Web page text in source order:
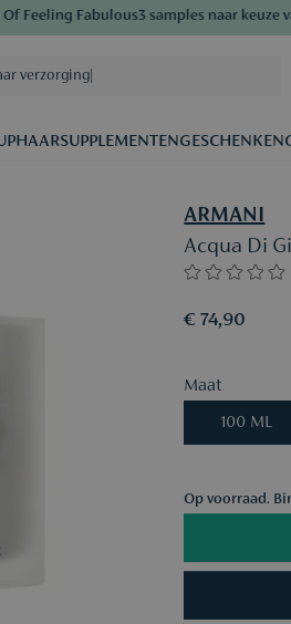
Fabulous3 samples naar keuze
verzorging|
HAARSUPPLEMENTENGESCHENKEN
ARMANI
Acqua Di
€ 74,90
Maat
100 ML
Op voorraad.